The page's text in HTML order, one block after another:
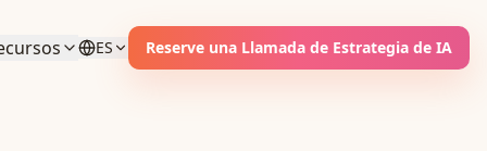
ES Reserve una Llamada de Estrategia de IA